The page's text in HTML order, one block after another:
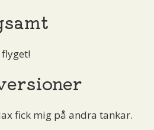
fick mig på andra tankar.